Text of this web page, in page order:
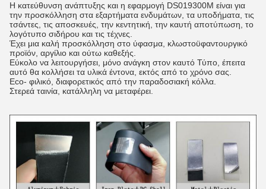
Η κατεύθυνση ανάπτυξης και η εφαρμογή DS019300M είναι για
την προσκόλληση στα εξαρτήματα ενδυμάτων, τα υποδήματα, τις
τσάντες, τις αποσκευές, την κεντητική, την καυτή αποτύπωση, το
λογότυπο σιδήρου και τις τέχνες.
Έχει μια καλή προσκόλληση στο ύφασμα, κλωστοϋφαντουργικό
προϊόν, αργίλιο και ούτω καθεξής.
Εύκολο να λειτουργήσει, μόνο ανάγκη στον καυτό Τύπο, έπειτα
αυτό θα κολλήσει τα υλικά έντονα, εκτός από το χρόνο σας.
Eco- φιλικό, διαφορετικός από την παραδοσιακή κόλλα.
Στερεά ταινία, κατάλληλη να μεταφέρει.